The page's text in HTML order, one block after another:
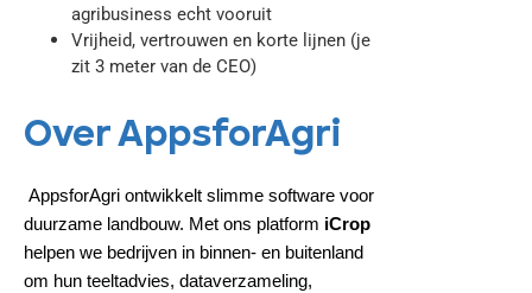
agribusiness echt vooruit
Vrijheid, vertrouwen en korte lijnen (je
zit 3 meter van de CEO)
Over AppsforAgri
AppsforAgri ontwikkelt slimme software voor
duurzame landbouw. Met ons platform iCrop
helpen we bedrijven in binnen- en buitenland
om hun teeltadvies, dataverzameling,